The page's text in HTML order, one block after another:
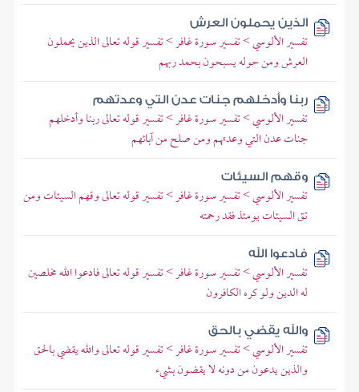
الذين يحملون العرش
تفسير الألوسي > تفسير سورة غافر > تفسير قوله تعالى الذين يحملون
العرش ومن حوله يسبحون بحمد ربهم
ربنا وأدخلهم جنات عدن التي وعدتهم
تفسير الألوسي > تفسير سورة غافر > تفسير قوله تعالى ربنا وأدخلهم
جنات عدن التي وعدتهم ومن صلح من آبائهم
وقهم السيئات
تفسير الألوسي > تفسير سورة غافر > تفسير قوله تعالى وقهم السيئات ومن
تق السيئات يومئذ فقد رحمته
فادعوا الله
تفسير الألوسي > تفسير سورة غافر > تفسير قوله تعالى فادعوا الله مخلصين
له الدين ولو كره الكافرون
والله يقضي بالحق
تفسير الألوسي > تفسير سورة غافر > تفسير قوله تعالى والله يقضي بالحق
والذين يدعون من دونه لا يقضون بشيء